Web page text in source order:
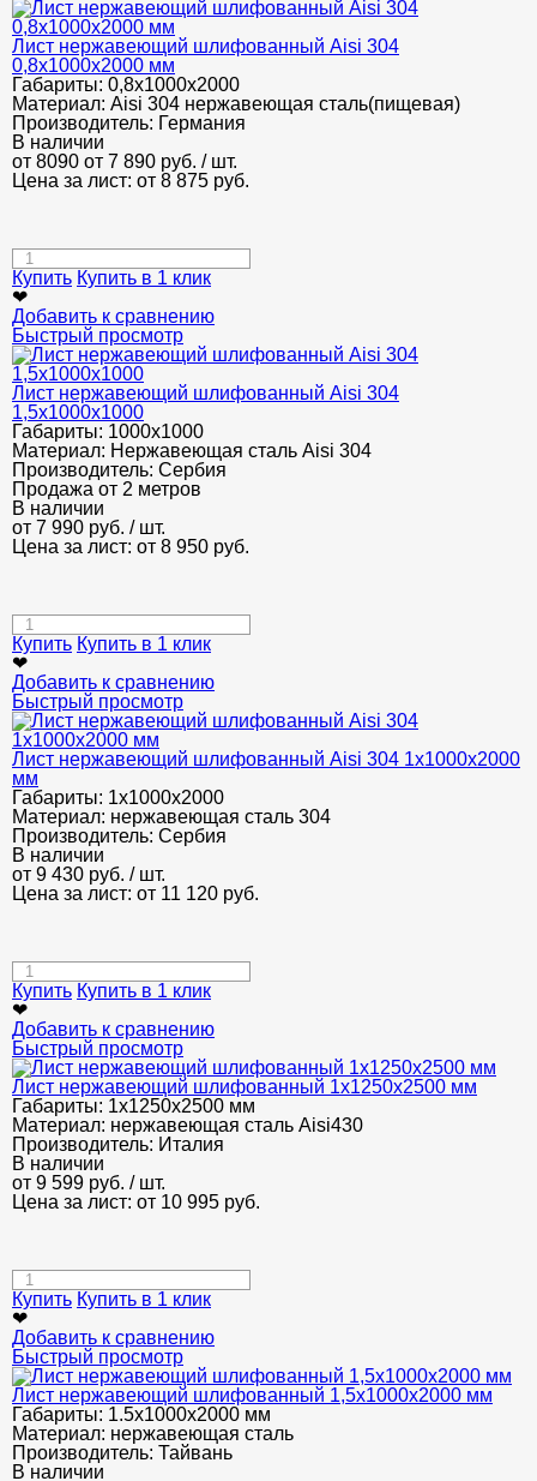
Лист нержавеющий шлифованный Aisi 304
0,8х1000х2000 мм
Габариты: 0,8х1000х2000
Материал: Aisi 304 нержавеющая сталь(пищевая)
Производитель: Германия
В наличии
от 8090 от 7 890 руб. / шт.
Цена за лист: от 8 875 руб.
Купить Купить в 1 клик
❤
Добавить к сравнению
Быстрый просмотр
Лист нержавеющий шлифованный Аisi 304
1,5х1000х1000
Габариты: 1000х1000
Материал: Нержавеющая сталь Aisi 304
Производитель: Сербия
Продажа от 2 метров
В наличии
от 7 990 руб. / шт.
Цена за лист: от 8 950 руб.
Купить Купить в 1 клик
❤
Добавить к сравнению
Быстрый просмотр
Лист нержавеющий шлифованный Aisi 304 1х1000х2000
мм
Габариты: 1х1000х2000
Материал: нержавеющая сталь 304
Производитель: Сербия
В наличии
от 9 430 руб. / шт.
Цена за лист: от 11 120 руб.
Купить Купить в 1 клик
❤
Добавить к сравнению
Быстрый просмотр
Лист нержавеющий шлифованный 1х1250х2500 мм
Габариты: 1х1250х2500 мм
Материал: нержавеющая сталь Aisi430
Производитель: Италия
В наличии
от 9 599 руб. / шт.
Цена за лист: от 10 995 руб.
Купить Купить в 1 клик
❤
Добавить к сравнению
Быстрый просмотр
Лист нержавеющий шлифованный 1,5х1000х2000 мм
Габариты: 1.5х1000х2000 мм
Материал: нержавеющая сталь
Производитель: Тайвань
В наличии